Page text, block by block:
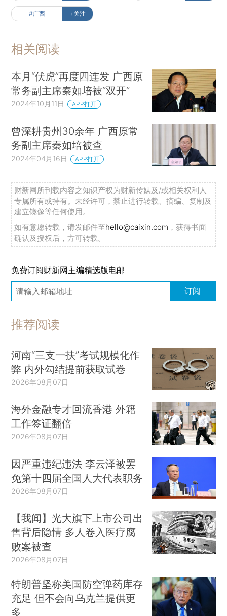
#广西 +关注
相关阅读
本月“伏虎”再度四连发 广西原
常务副主席秦如培被“双开”
2024年10月11日 APP打开
曾深耕贵州30余年 广西原常
务副主席秦如培被查
2024年04月16日 APP打开
财新网所刊载内容之知识产权为财新传媒及/或相关权利人
专属所有或持有。未经许可，禁止进行转载、摘编、复制及
建立镜像等任何使用。
如有意愿转载，请发邮件至hello@caixin.com ，获得书面
确认及授权后，方可转载。
免费订阅财新网主编精选版电邮
订阅
推荐阅读
河南“三支一扶”考试规模化作
弊 内外勾结提前获取试卷
2026年08月07日
海外金融专才回流香港 外籍
工作签证翻倍
2026年08月07日
因严重违纪违法 李云泽被罢
免第十四届全国人大代表职务
2026年08月07日
【我闻】光大旗下上市公司出
售背后隐情 多人卷入医疗腐
败案被查
2026年08月07日
特朗普坚称美国防空弹药库存
充足 但不会向乌克兰提供更
多